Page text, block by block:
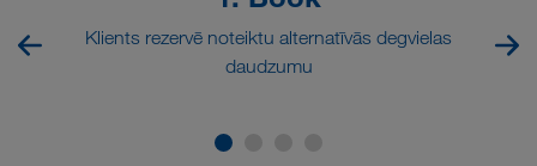
Klients rezervē noteiktu alternatīvās degvielas
daudzumu